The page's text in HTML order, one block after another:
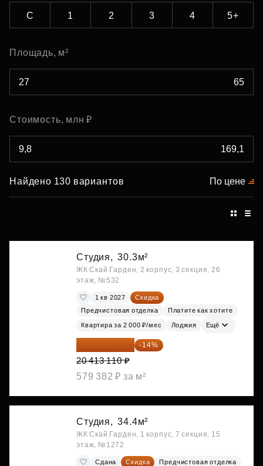
С 1 2 3 4 5+
Площадь, м²
Стоимость, млн ₽
Найдено 130 вариантов По цене
Студия, 30.3м²
ЖК Скай Гарден, 2 корпус, 3 секция, 26
этаж, №532
1 кв 2027
Скидка
Предчистовая отделка
Платите как хотите
Квартира за 2 000 ₽/мес Лоджия Ещё
17 555 275 ₽ -14%
20 413 110 ₽
579 382 ₽ за м²
Студия, 34.4м²
ЖК Скай Гарден, 1 корпус, 7 секция, 15
этаж, №1272
Сдана Скидка
Предчистовая отделка